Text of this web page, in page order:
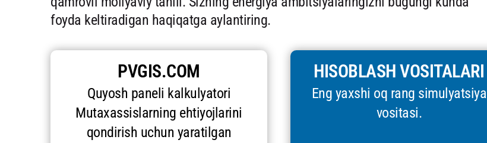
foyda keltiradigan haqiqatga aylantiring.
PVGIS.COM
Quyosh paneli kalkulyatori
Mutaxassislarning ehtiyojlarini
qondirish uchun yaratilgan
HISOBLASH VOSITALARI
Eng yaxshi oq rang simulyatsiya
vositasi.